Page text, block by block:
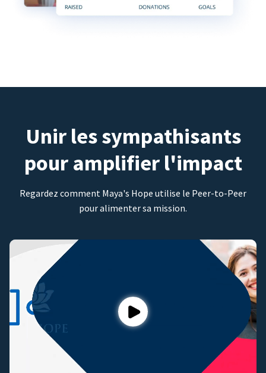
Unir les sympathisants
pour amplifier l'impact
Regardez comment Maya's Hope utilise le Peer-to-Peer
pour alimenter sa mission.
Play